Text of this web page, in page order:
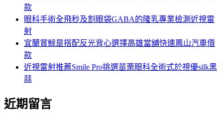
款
眼科手術全飛秒及割眼袋GABA的隆乳專業檢測近視雷
射
宜蘭賞鯨是搭配反光背心選擇高雄當舖快速鳳山汽車借
款
近視雷射推薦Smile Pro挑選苗栗眼科全術式於視優silk黑
蒜
近期留言